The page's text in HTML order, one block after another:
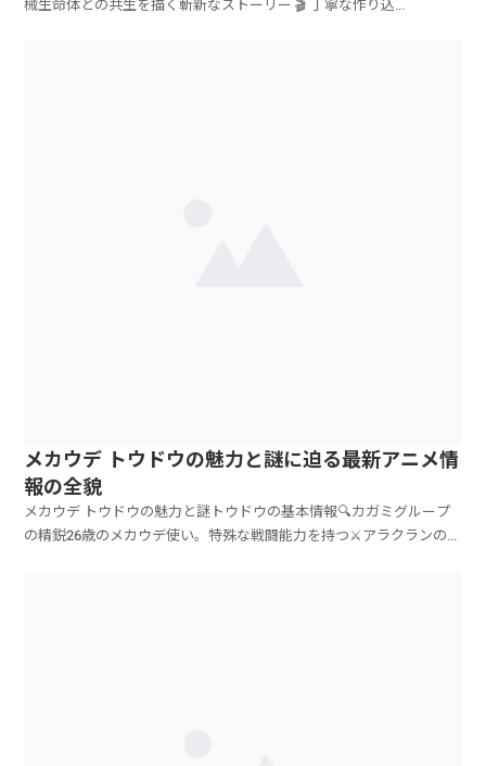
械生命体との共生を描く斬新なストーリー 🎬 丁寧な作り込...
メカウデ トウドウの魅力と謎に迫る最新アニメ情
報の全貌
メカウデ トウドウの魅力と謎トウドウの基本情報🔍カガミグループ
の精鋭26歳のメカウデ使い。特殊な戦闘能力を持つ⚔️アラクランの使